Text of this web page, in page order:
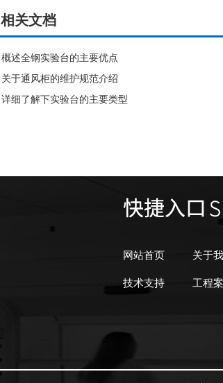
相关文档
概述全钢实验台的主要优点
关于通风柜的维护规范介绍
详细了解下实验台的主要类型
网站首页 关于
技术支持 工程